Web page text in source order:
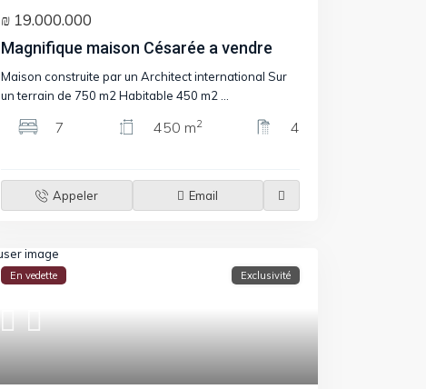
₪ 19.000.000
Magnifique maison Césarée a vendre
Maison construite par un Architect international Sur
un terrain de 750 m2 Habitable 450 m2...
7 450 m2 4
Appeler Email
En vedette Exclusivité